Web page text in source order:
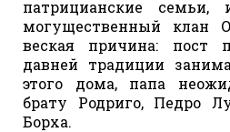
патрицианские
могущественный клан
веская причина: пост
давней традиции
этого дома, папа
брату Родриго, Педро
Борха.